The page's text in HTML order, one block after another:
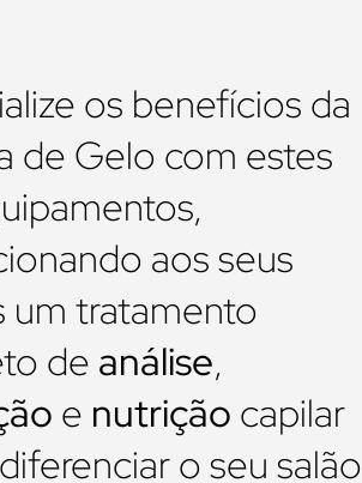
os benefícios da
de Gelo com estes
aos seus
um tratamento
de análise,
e nutrição capilar
o seu salão